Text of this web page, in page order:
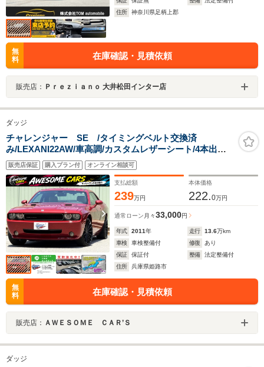
住所
神奈川県足柄上郡
無
料
在庫確認・見積依頼
販売店： Ｐｒｅｚｉａｎｏ 大井松田インター店
ダッジ
チャレンジャー SE /タイミングベルト交換済
み/LEXANI22AW/車高調/カスタムレザーシート/4本出社
外マフラー/ディスプレイオーディオ/オートチェック済/
販売店保証 購入プラン付 オンライン相談可
支払総額
239万円
本体価格
222.0万円
通常ローン 月々33,000円
年式 2011年 走行 13.6万km
車検
車検整備付 修復
あり
保証
保証付 整備
法定整備付
住所
兵庫県姫路市
無
料
在庫確認・見積依頼
販売店： ＡＷＥＳＯＭＥ ＣＡＲ’Ｓ
ダッジ